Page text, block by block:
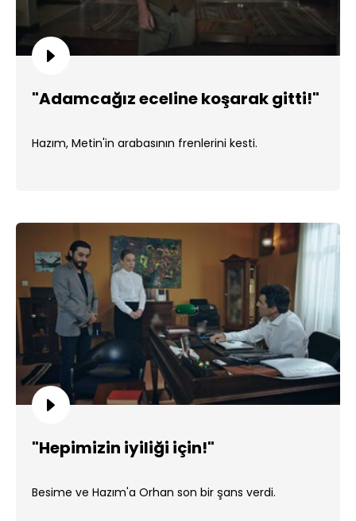
"Adamcağız eceline koşarak gitti!"
Hazım, Metin'in arabasının frenlerini kesti.
"Hepimizin iyiliği için!"
Besime ve Hazım'a Orhan son bir şans verdi.